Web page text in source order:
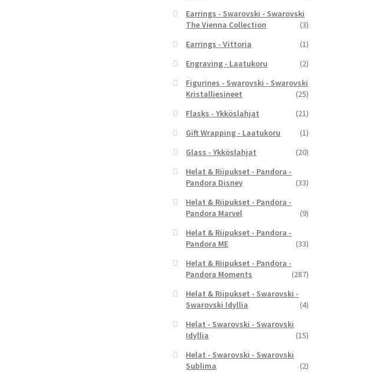
Earrings - Swarovski - Swarovski
The Vienna Collection
(3)
Earrings - Vittoria
(1)
Engraving - Laatukoru
(2)
Figurines - Swarovski - Swarovski
Kristalliesineet
(25)
Flasks - Ykköslahjat
(21)
Gift Wrapping - Laatukoru
(1)
Glass - Ykköslahjat
(20)
Helat & Riipukset - Pandora -
Pandora Disney
(33)
Helat & Riipukset - Pandora -
Pandora Marvel
(9)
Helat & Riipukset - Pandora -
Pandora ME
(33)
Helat & Riipukset - Pandora -
Pandora Moments
(287)
Helat & Riipukset - Swarovski -
Swarovski Idyllia
(4)
Helat - Swarovski - Swarovski
Idyllia
(15)
Helat - Swarovski - Swarovski
Sublima
(2)